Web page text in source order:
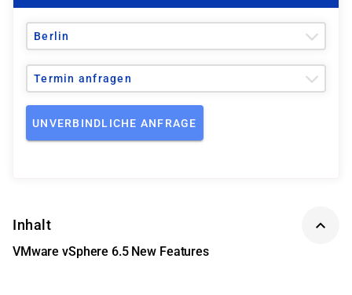
Berlin
Termin anfragen
UNVERBINDLICHE ANFRAGE
Inhalt
VMware vSphere 6.5 New Features